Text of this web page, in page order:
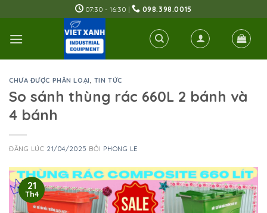
to
content
07:30 - 16:30 | 098.398.0015
CHƯA ĐƯỢC PHÂN LOẠI, TIN TỨC
So sánh thùng rác 660L 2 bánh và
4 bánh
ĐĂNG LÚC 21/04/2025 BỞI PHONG LE
21
Th4